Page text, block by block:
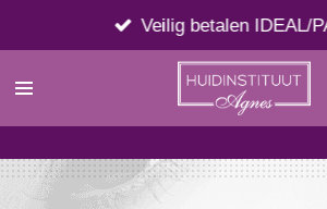
direct
naar
Veilig betalen IDEAL/